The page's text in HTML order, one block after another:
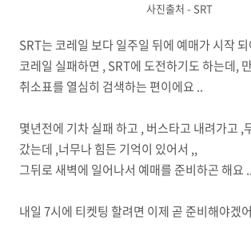
사진출처 - SRT
SRT는 코레일 보다 일주일 뒤에 예매가 시작
코레일 실패하면 , SRT에 도전하기도 하는데,
취소표를 열심히 검색하는 편이에요 ..
몇년전에 기차 실패 하고 , 버스타고 내려가고 ,
갔는데 ,너무나 힘든 기억이 있어서 ,,
그뒤로 새벽에 일어나서 예매를 준비하곤 해요 ..
내일 7시에 티켓팅 할려면 이제 곧 준비해야겠